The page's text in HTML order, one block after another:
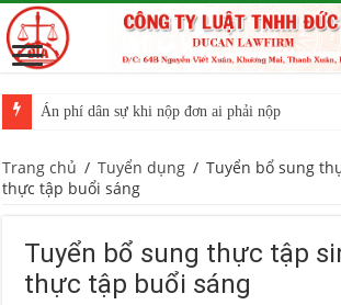
Án phí dân sự khi nộp đơn ai phải nộp
Trang chủ / Tuyển dụng / Tuyển bổ sung
thực tập buổi sáng
Tuyển bổ sung thực tập
thực tập buổi sáng